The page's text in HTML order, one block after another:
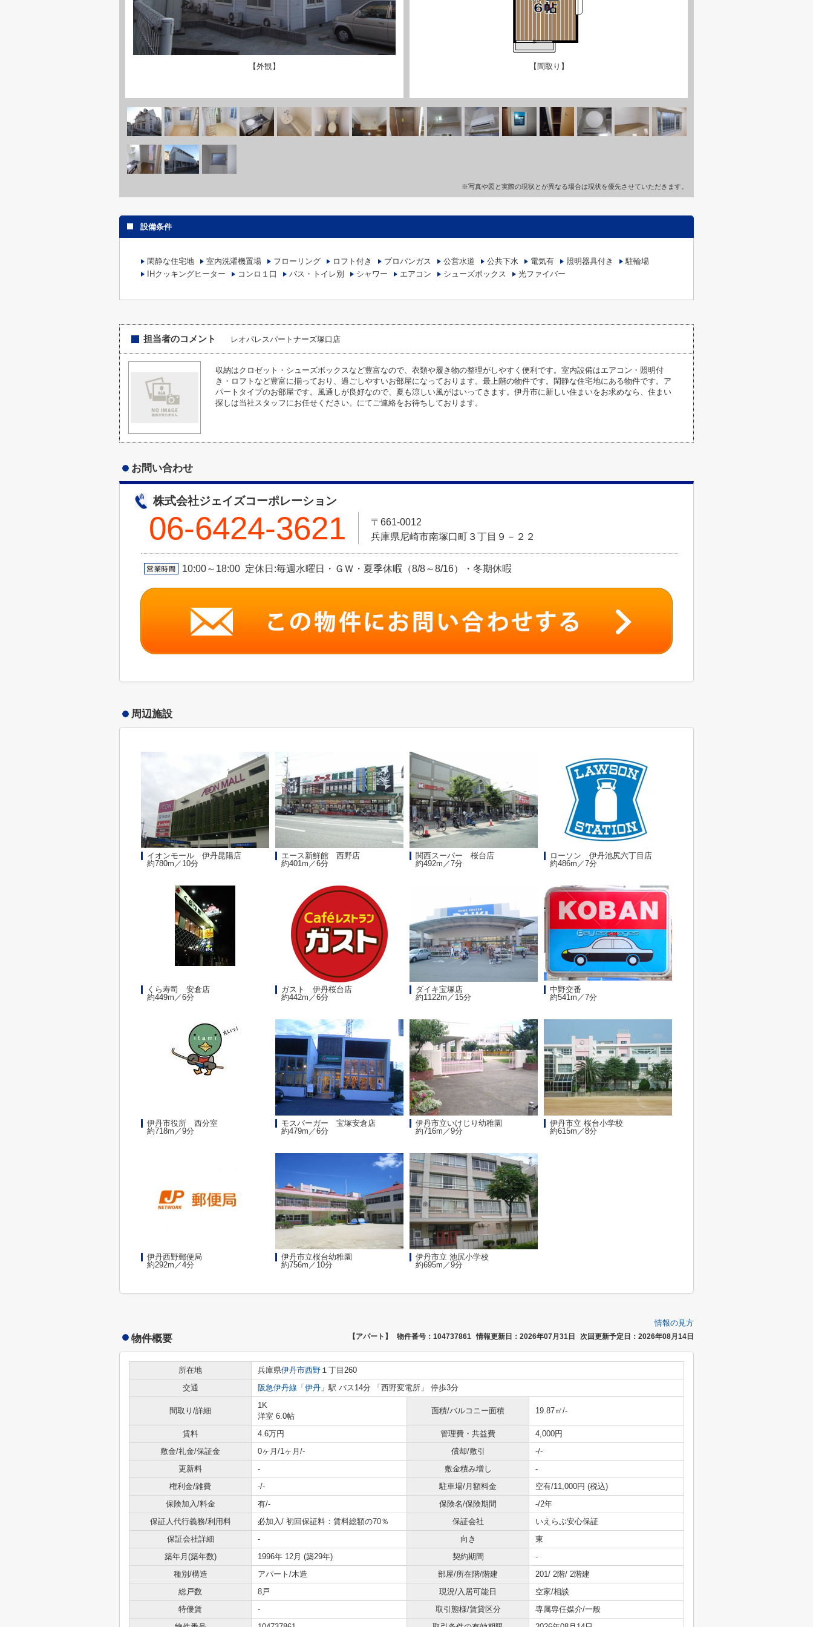
【外観】 【間取り】
※写真や図と実際の現状とが異なる場合は現状を優先させていただきます。
設備条件
閑静な住宅地 室内洗濯機置場 フローリング ロフト付き プロパンガス 公営水道 公共下水 電気有 照明器具付き
駐輪場
IHクッキングヒーター
コンロ１口 バス・トイレ別 シャワー エアコン シューズボックス 光ファイバー
担当者のコメント レオパレスパートナーズ塚口店
収納はクロゼット・シューズボックスなど豊富なので、衣類や履き物の整理がしやすく便利です。室内設備はエアコン・照明付
き・ロフトなど豊富に揃っており、過ごしやすいお部屋になっております。最上階の物件です。閑静な住宅地にある物件です。ア
パートタイプのお部屋です。風通しが良好なので、夏も涼しい風がはいってきます。伊丹市に新しい住まいをお求めなら、住まい
探しは当社スタッフにお任せください。 にてご連絡をお待ちしております。
お問い合わせ
株式会社ジェイズコーポレーション
06-6424-3621
〒661-0012
兵庫県尼崎市南塚口町３丁目９－２２
10:00～18:00 定休日:毎週水曜日・ＧＷ・夏季休暇（8/8～8/16）・冬期休暇
周辺施設
イオンモール 伊丹昆陽店
約780m／10分
エース新鮮館 西野店
約401m／6分
関西スーパー 桜台店
約492m／7分
ローソン 伊丹池尻六丁目店
約486m／7分
くら寿司 安倉店
約449m／6分
ガスト 伊丹桜台店
約442m／6分
ダイキ宝塚店
約1122m／15分
中野交番
約541m／7分
伊丹市役所 西分室
約718m／9分
モスバーガー 宝塚安倉店
約479m／6分
伊丹市立いけじり幼稚園
約716m／9分
伊丹市立 桜台小学校
約615m／8分
伊丹西野郵便局
約292m／4分
伊丹市立桜台幼稚園
約756m／10分
伊丹市立 池尻小学校
約695m／9分
情報の見方
物件概要 【アパート】 物件番号：104737861 情報更新日：2026年07月31日 次回更新予定日：2026年08月14日
所在地 兵庫県伊丹市西野 １丁目260
交通
阪急伊丹線 「 伊丹 」駅 バス14分 「西野変電所」 停歩3分
間取り/詳細
1K
洋室 6.0帖
面積/バルコニー面積 19.87㎡/-
賃料 4.6万円 管理費・共益費
4,000円
敷金/礼金/保証金
0ヶ月/1ヶ月/- 償却/敷引
-/-
更新料
- 敷金積み増し
-
権利金/雑費
-/- 駐車場/月額料金
空有/11,000円 (税込)
保険加入/料金
有/- 保険名/保険期間
-/2年
保証人代行義務/利用料
必加入/ 初回保証料：賃料総額の70％ 保証会社
いえらぶ安心保証
保証会社詳細
- 向き
東
築年月(築年数)
1996年 12月 (築29年) 契約期間
-
種別/構造
アパート/木造 部屋/所在階/階建
201/ 2階/ 2階建
総戸数
8戸 現況/入居可能日
空家/相談
特優賃
- 取引態様/賃貸区分
専属専任媒介/一般